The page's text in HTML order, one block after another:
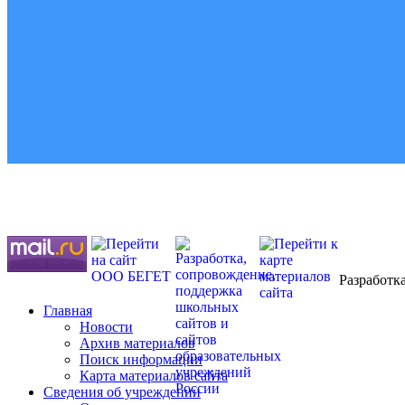
Разработка
Главная
Новости
Архив материалов
Поиск информации
Карта материалов сайта
Сведения об учреждении